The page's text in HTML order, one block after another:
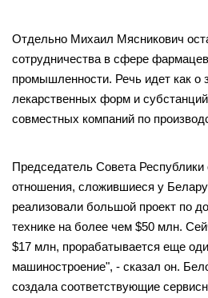
Отдельно Михаил Мясникович
сотрудничества в сфере
промышленности. Речь идет как о
лекарственных форм и
совместных компаний по
Председатель Совета
отношения, сложившиеся у
реализовали большой проект по
технике на более чем $50 млн.
$17 млн, прорабатывается еще
машиностроение", - сказал он.
создала соответствующие